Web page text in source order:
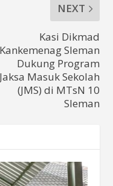
NEXT
Kasi Dikmad
Kankemenag Sleman
Dukung Program
Jaksa Masuk Sekolah
(JMS) di MTsN 10
Sleman